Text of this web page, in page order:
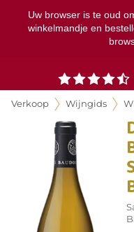
Uw browser is te oud
winkelmandje en
Verkoop Wijngids